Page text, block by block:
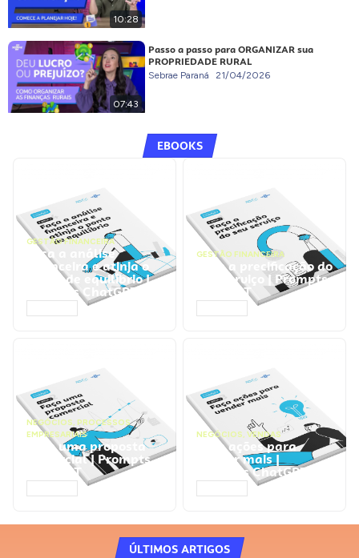
10:28
07:43
Passo a passo para ORGANIZAR sua
PROPRIEDADE RURAL
Sebrae Paraná 21/04/2026
EBOOKS
GESTÃO FINANCEIRA
Faça a análise
financeira e atinja o
ponto de equilíbrio |
Prompts ChatGPT
GESTÃO FINANCEIRA
Faça a precificação do
seu serviço | Prompts
ChatGPT
NEGÓCIOS, PROCESSOS
EMPRESARIAIS
Faça uma proposta
comercial | Prompts
ChatGPT
NEGÓCIOS, VENDAS
Faça ações para
vender mais |
Prompts ChatGPT
ÚLTIMOS ARTIGOS